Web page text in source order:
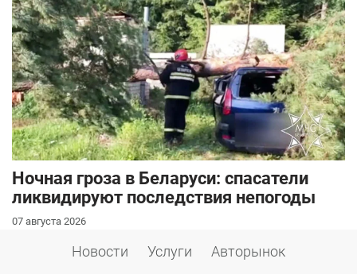
Ночная гроза в Беларуси: спасатели
ликвидируют последствия непогоды
07 августа 2026
Сегодняшняя ночная гроза наделала беды по
Новости Услуги Авторынок